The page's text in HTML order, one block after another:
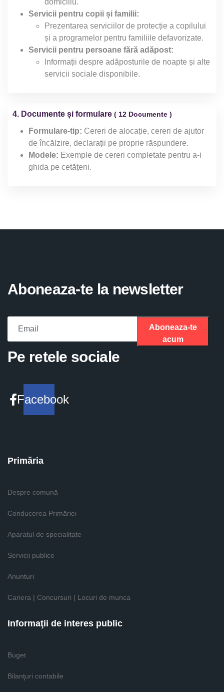
domiciliu.
Servicii pentru copii și familii:
Prezentarea serviciilor de protecție a copilului
și a programelor pentru familiile defavorizate.
Servicii pentru persoane fără adăpost:
Informații despre adăposturile de noapte și alte
servicii sociale disponibile.
4. Documente și formulare ( 12 Documente )
Formulare-tip: Cereri de alocație, cereri de ajutor
de încălzire, declarații pe proprie răspundere.
Modele: Exemple de cereri completate pentru a-i
ghida pe cetățeni.
Aboneaza-te la newsletter
Aboneaza-te
acum
Pe retele sociale
Facebook
Primăria
Despre comună
Conducerea Primăriei
Aparatul de specialitate
Servicii publice
Anunturi
Cariera | Concursuri | Locuri de munca
Informaţii de interes public
Buget
Bilanţuri contabile